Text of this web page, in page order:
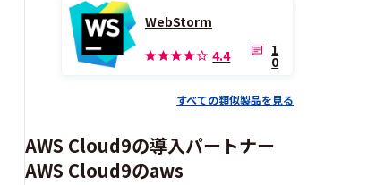
WebStorm
4.4
1
0
すべての類似製品を見る
AWS Cloud9の導入パートナー
AWS Cloud9のaws